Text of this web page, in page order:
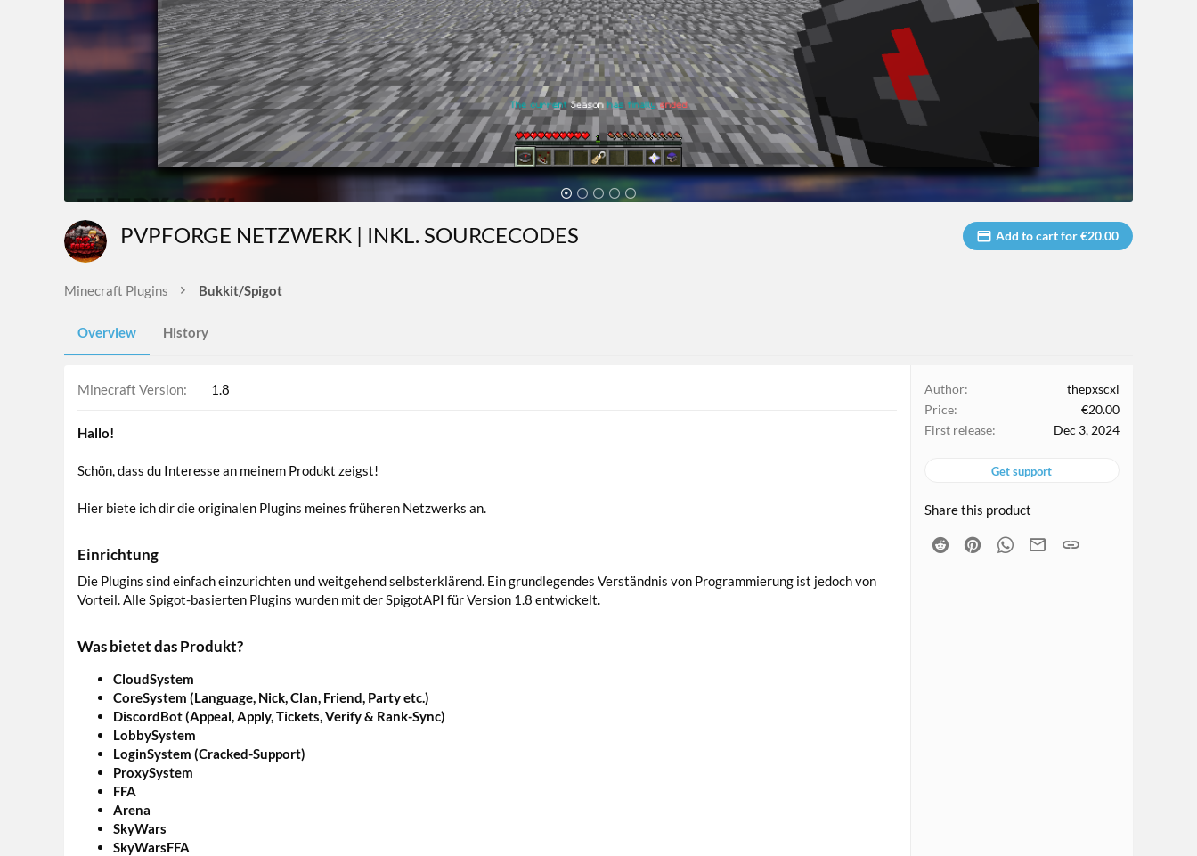
PVPFORGE NETZWERK | INKL. SOURCECODES Add to cart for €20.00
Minecraft Plugins Bukkit/Spigot
Overview History
Minecraft Version 1.8
Hallo!
Schön, dass du Interesse an meinem Produkt zeigst!
Hier biete ich dir die originalen Plugins meines früheren Netzwerks an.
Einrichtung
Die Plugins sind einfach einzurichten und weitgehend selbsterklärend. Ein grundlegendes Verständnis von Programmierung ist jedoch von
Vorteil. Alle Spigot-basierten Plugins wurden mit der SpigotAPI für Version 1.8 entwickelt.
Was bietet das Produkt?
CloudSystem
CoreSystem (Language, Nick, Clan, Friend, Party etc.)
DiscordBot (Appeal, Apply, Tickets, Verify & Rank-Sync)
LobbySystem
LoginSystem (Cracked-Support)
ProxySystem
FFA
Arena
SkyWars
SkyWarsFFA
Author
thepxscxl
Price
€20.00
First release
Dec 3, 2024
Get support
Share this product
Reddit PinterestWhatsApp
Email